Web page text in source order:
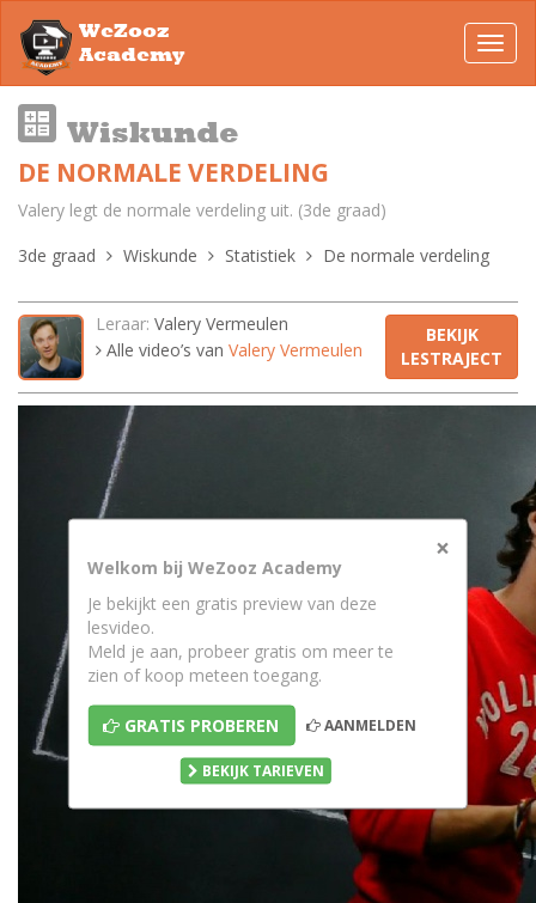
WeZooz
Academy
Wiskunde
DE NORMALE VERDELING
Valery legt de normale verdeling uit. (3de graad)
3de graad
Wiskunde Statistiek De normale verdeling
Leraar: Valery Vermeulen
Alle video’s van Valery Vermeulen
BEKIJK
LESTRAJECT
×
Welkom bij WeZooz Academy
Je bekijkt een gratis preview van deze
lesvideo.
Meld je aan, probeer gratis om meer te
zien of koop meteen toegang.
GRATIS PROBEREN AANMELDEN
BEKIJK TARIEVEN